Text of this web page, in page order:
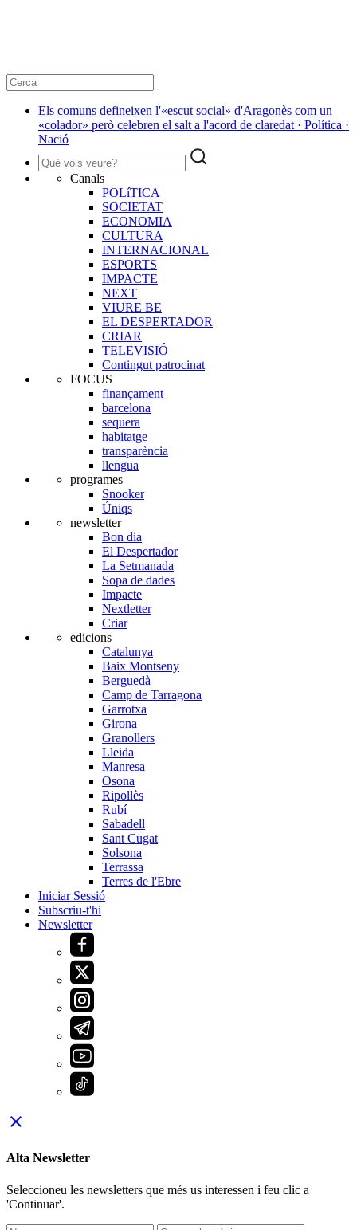
Els comuns defineixen l'«escut social» d'Aragonès com un
«colador» però celebren el salt a l'acord de claredat · Política ·
Nació
Canals
POLíTICA
SOCIETAT
ECONOMIA
CULTURA
INTERNACIONAL
ESPORTS
IMPACTE
NEXT
VIURE BE
EL DESPERTADOR
CRIAR
TELEVISIÓ
Contingut patrocinat
FOCUS
finançament
barcelona
sequera
habitatge
transparència
llengua
programes
Snooker
Úniqs
newsletter
Bon dia
El Despertador
La Setmanada
Sopa de dades
Impacte
Nextletter
Criar
edicions
Catalunya
Baix Montseny
Berguedà
Camp de Tarragona
Garrotxa
Girona
Granollers
Lleida
Manresa
Osona
Ripollès
Rubí
Sabadell
Sant Cugat
Solsona
Terrassa
Terres de l'Ebre
Iniciar Sessió
Subscriu-t'hi
Newsletter
close
Alta Newsletter
Seleccioneu les newsletters que més us interessen i feu clic a
'Continuar'.